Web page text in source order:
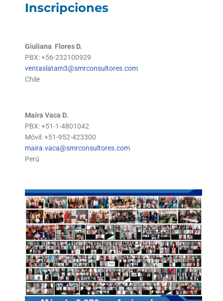
Inscripciones
Giuliana Flores D.
PBX: +56-232100929
ventaslatam3@smrconsultores.com
Chile
Maira Vaca D.
PBX: +51-1-4801042
Móvil: +51-952-423300
maira.vaca@smrconsultores.com
Perú